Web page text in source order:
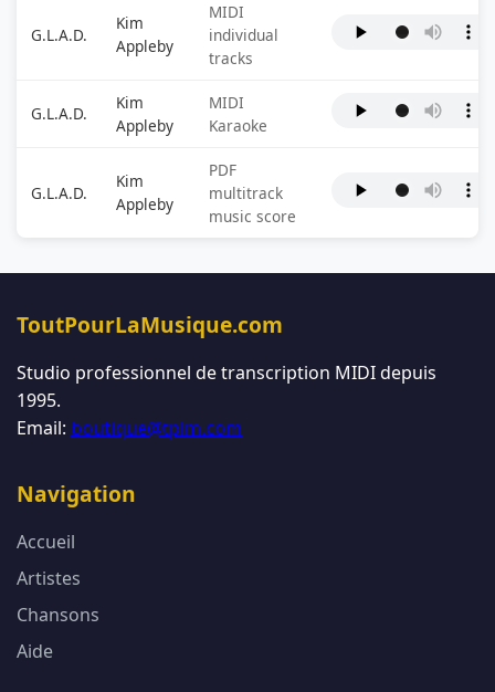
G.L.A.D.
Kim
Appleby
MIDI
individual
tracks
G.L.A.D.
Kim
Appleby
MIDI
Karaoke
G.L.A.D.
Kim
Appleby
PDF
multitrack
music score
ToutPourLaMusique.com
Studio professionnel de transcription MIDI depuis
1995.
Email: boutique@tplm.com
Navigation
Accueil
Artistes
Chansons
Aide